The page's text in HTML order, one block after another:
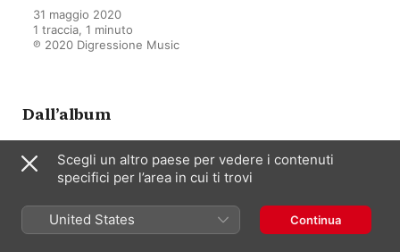
31 maggio 2020
1 traccia, 1 minuto
℗ 2020 Digressione Music
Dall’album
Voies(X) de femmes
Cottarel
Scegli un altro paese per vedere i contenuti
specifici per l’area in cui ti trovi
United States Continua